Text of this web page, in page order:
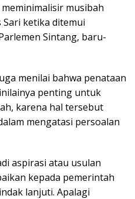
musibah
Sari ketika ditemui
Sintang, baru-
menilai bahwa penataan
penting untuk
karena hal tersebut
mengatasi persoalan
aspirasi atau usulan
kepada pemerintah
lanjuti. Apalagi